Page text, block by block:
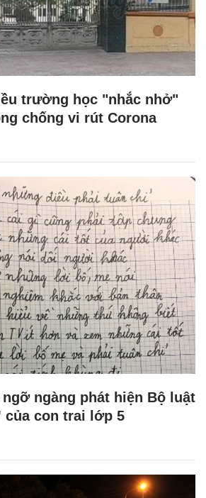
trường học "nhắc nhở"
chống vi rút Corona
ngàng phát hiện Bộ luật
của con trai lớp 5